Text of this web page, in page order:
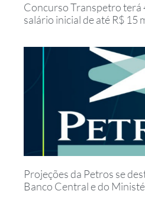
Concurso Transpetro terá
salário inicial de até R$ 15
Projeções da Petros se
Banco Central e do